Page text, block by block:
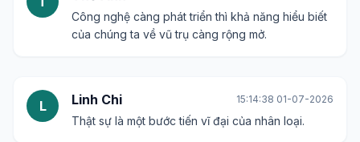
Công nghệ càng phát triển thì khả năng hiểu biết
của chúng ta về vũ trụ càng rộng mở.
L Linh Chi 15:14:38 01-07-2026
Thật sự là một bước tiến vĩ đại của nhân loại.